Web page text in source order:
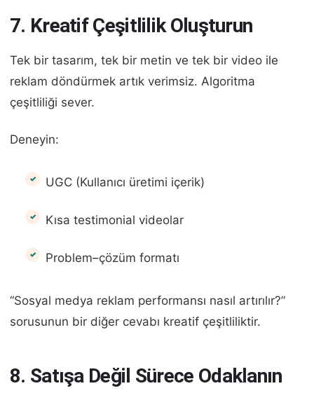
7. Kreatif Çeşitlilik Oluşturun
Tek bir tasarım, tek bir metin ve tek bir video ile
reklam döndürmek artık verimsiz. Algoritma
çeşitliliği sever.
Deneyin:
UGC (Kullanıcı üretimi içerik)
Kısa testimonial videolar
Problem–çözüm formatı
“Sosyal medya reklam performansı nasıl artırılır?”
sorusunun bir diğer cevabı kreatif çeşitliliktir.
8. Satışa Değil Sürece Odaklanın